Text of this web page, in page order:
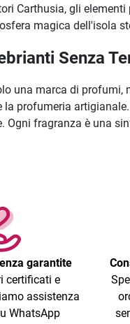
Carthusia, gli
magica dell'isola
Senza
una marca di
la profumeria
Ogni fragranza è una
garantite
certificati e
assistenza
WhatsApp